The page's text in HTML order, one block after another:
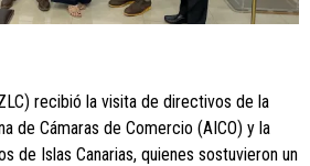
recibió la visita de directivos de la
de Cámaras de Comercio (AICO) y la
de Islas Canarias, quienes sostuvieron un